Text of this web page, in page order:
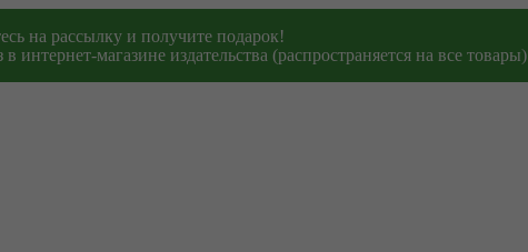
на рассылку и получите подарок!
интернет-магазине издательства (распространяется на все товары)